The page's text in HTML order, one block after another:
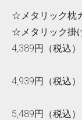
☆メタリッ
☆メタリック
4,389円（税込）
セミ
4,939円（税込）
ダ
5,489円（税込